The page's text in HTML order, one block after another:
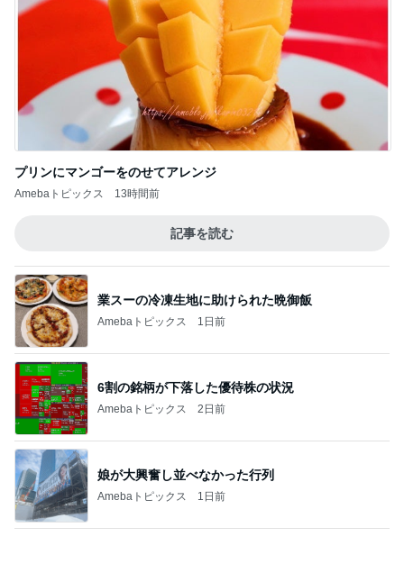
灼熱地獄で一晩続いた今までにない頭痛
Amebaトピックス 19時間前
ママ友3家族での夏のバーベキュー
Amebaトピックス
記事を読む